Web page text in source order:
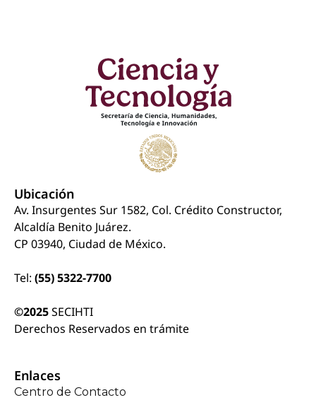
Ubicación
Av. Insurgentes Sur 1582, Col. Crédito Constructor,
Alcaldía Benito Juárez.
CP 03940, Ciudad de México.
Tel: (55) 5322-7700
©2025SECIHTI
Derechos Reservados en trámite
Enlaces
Centro de Contacto